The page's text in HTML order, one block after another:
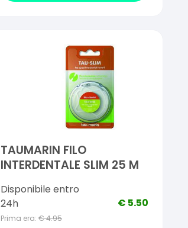
TAUMARIN FILO
INTERDENTALE SLIM 25 M
Disponibile entro
24h
Prima era: €4.95
€ 5.50